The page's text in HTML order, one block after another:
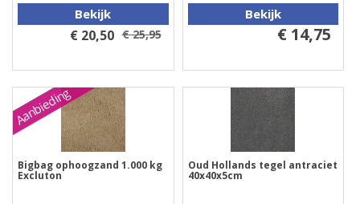
Bekijk
€ 20,50 € 25,95
Bekijk
€ 14,75
Aanbieding
Bigbag ophoogzand 1.000 kg
Excluton
Oud Hollands tegel antraciet
40x40x5cm